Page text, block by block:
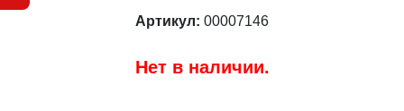
Артикул: 00007146
Нет в наличии.